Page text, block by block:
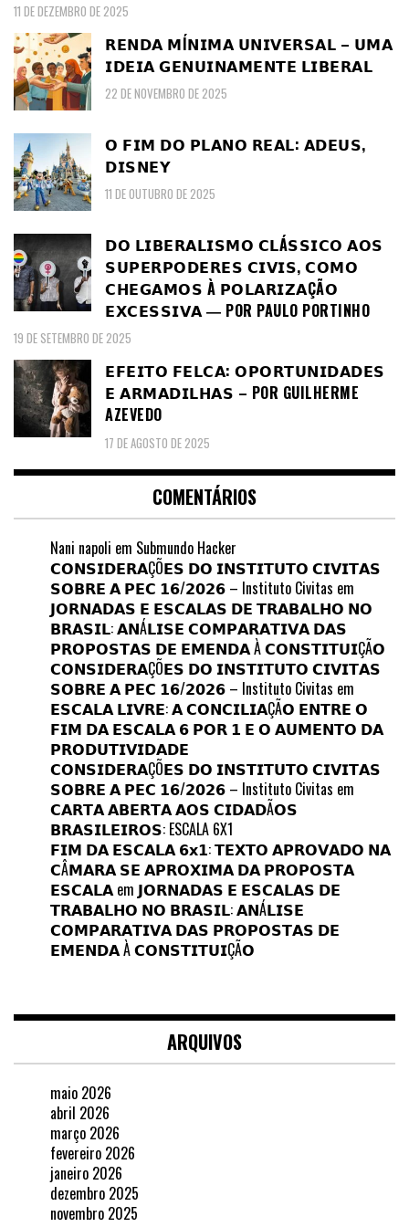
11 DE DEZEMBRO DE 2025
𝗥𝗘𝗡𝗗𝗔 𝗠Í𝗡𝗜𝗠𝗔 𝗨𝗡𝗜𝗩𝗘𝗥𝗦𝗔𝗟 – 𝗨𝗠𝗔
𝗜𝗗𝗘𝗜𝗔 𝗚𝗘𝗡𝗨𝗜𝗡𝗔𝗠𝗘𝗡𝗧𝗘 𝗟𝗜𝗕𝗘𝗥𝗔𝗟
22 DE NOVEMBRO DE 2025
𝗢 𝗙𝗜𝗠 𝗗𝗢 𝗣𝗟𝗔𝗡𝗢 𝗥𝗘𝗔𝗟: 𝗔𝗗𝗘𝗨𝗦,
𝗗𝗜𝗦𝗡𝗘𝗬
11 DE OUTUBRO DE 2025
𝗗𝗢 𝗟𝗜𝗕𝗘𝗥𝗔𝗟𝗜𝗦𝗠𝗢 𝗖𝗟Á𝗦𝗦𝗜𝗖𝗢 𝗔𝗢𝗦
𝗦𝗨𝗣𝗘𝗥𝗣𝗢𝗗𝗘𝗥𝗘𝗦 𝗖𝗜𝗩𝗜𝗦, 𝗖𝗢𝗠𝗢
𝗖𝗛𝗘𝗚𝗔𝗠𝗢𝗦 À 𝗣𝗢𝗟𝗔𝗥𝗜𝗭𝗔ÇÃ𝗢
𝗘𝗫𝗖𝗘𝗦𝗦𝗜𝗩𝗔 ― POR PAULO PORTINHO
19 DE SETEMBRO DE 2025
𝗘𝗙𝗘𝗜𝗧𝗢 𝗙𝗘𝗟𝗖𝗔: 𝗢𝗣𝗢𝗥𝗧𝗨𝗡𝗜𝗗𝗔𝗗𝗘𝗦
𝗘 𝗔𝗥𝗠𝗔𝗗𝗜𝗟𝗛𝗔𝗦 – POR GUILHERME
AZEVEDO
17 DE AGOSTO DE 2025
COMENTÁRIOS
Nani napoli em Submundo Hacker
𝗖𝗢𝗡𝗦𝗜𝗗𝗘𝗥𝗔ÇÕ𝗘𝗦 𝗗𝗢 𝗜𝗡𝗦𝗧𝗜𝗧𝗨𝗧𝗢 𝗖𝗜𝗩𝗜𝗧𝗔𝗦
𝗦𝗢𝗕𝗥𝗘 𝗔 𝗣𝗘𝗖 𝟭𝟲/𝟮𝟬𝟮𝟲 – Instituto Civitas em
𝗝𝗢𝗥𝗡𝗔𝗗𝗔𝗦 𝗘 𝗘𝗦𝗖𝗔𝗟𝗔𝗦 𝗗𝗘 𝗧𝗥𝗔𝗕𝗔𝗟𝗛𝗢 𝗡𝗢
𝗕𝗥𝗔𝗦𝗜𝗟: 𝗔𝗡Á𝗟𝗜𝗦𝗘 𝗖𝗢𝗠𝗣𝗔𝗥𝗔𝗧𝗜𝗩𝗔 𝗗𝗔𝗦
𝗣𝗥𝗢𝗣𝗢𝗦𝗧𝗔𝗦 𝗗𝗘 𝗘𝗠𝗘𝗡𝗗𝗔 À 𝗖𝗢𝗡𝗦𝗧𝗜𝗧𝗨𝗜ÇÃ𝗢
𝗖𝗢𝗡𝗦𝗜𝗗𝗘𝗥𝗔ÇÕ𝗘𝗦 𝗗𝗢 𝗜𝗡𝗦𝗧𝗜𝗧𝗨𝗧𝗢 𝗖𝗜𝗩𝗜𝗧𝗔𝗦
𝗦𝗢𝗕𝗥𝗘 𝗔 𝗣𝗘𝗖 𝟭𝟲/𝟮𝟬𝟮𝟲 – Instituto Civitas em
𝗘𝗦𝗖𝗔𝗟𝗔 𝗟𝗜𝗩𝗥𝗘: 𝗔 𝗖𝗢𝗡𝗖𝗜𝗟𝗜𝗔ÇÃ𝗢 𝗘𝗡𝗧𝗥𝗘 𝗢
𝗙𝗜𝗠 𝗗𝗔 𝗘𝗦𝗖𝗔𝗟𝗔 𝟲 𝗣𝗢𝗥 𝟭 𝗘 𝗢 𝗔𝗨𝗠𝗘𝗡𝗧𝗢 𝗗𝗔
𝗣𝗥𝗢𝗗𝗨𝗧𝗜𝗩𝗜𝗗𝗔𝗗𝗘
𝗖𝗢𝗡𝗦𝗜𝗗𝗘𝗥𝗔ÇÕ𝗘𝗦 𝗗𝗢 𝗜𝗡𝗦𝗧𝗜𝗧𝗨𝗧𝗢 𝗖𝗜𝗩𝗜𝗧𝗔𝗦
𝗦𝗢𝗕𝗥𝗘 𝗔 𝗣𝗘𝗖 𝟭𝟲/𝟮𝟬𝟮𝟲 – Instituto Civitas em
𝗖𝗔𝗥𝗧𝗔 𝗔𝗕𝗘𝗥𝗧𝗔 𝗔𝗢𝗦 𝗖𝗜𝗗𝗔𝗗Ã𝗢𝗦
𝗕𝗥𝗔𝗦𝗜𝗟𝗘𝗜𝗥𝗢𝗦: ESCALA 6X1
𝗙𝗜𝗠 𝗗𝗔 𝗘𝗦𝗖𝗔𝗟𝗔 𝟲𝘅𝟭: 𝗧𝗘𝗫𝗧𝗢 𝗔𝗣𝗥𝗢𝗩𝗔𝗗𝗢 𝗡𝗔
𝗖Â𝗠𝗔𝗥𝗔 𝗦𝗘 𝗔𝗣𝗥𝗢𝗫𝗜𝗠𝗔 𝗗𝗔 𝗣𝗥𝗢𝗣𝗢𝗦𝗧𝗔
𝗘𝗦𝗖𝗔𝗟𝗔em 𝗝𝗢𝗥𝗡𝗔𝗗𝗔𝗦 𝗘 𝗘𝗦𝗖𝗔𝗟𝗔𝗦 𝗗𝗘
𝗧𝗥𝗔𝗕𝗔𝗟𝗛𝗢 𝗡𝗢 𝗕𝗥𝗔𝗦𝗜𝗟: 𝗔𝗡Á𝗟𝗜𝗦𝗘
𝗖𝗢𝗠𝗣𝗔𝗥𝗔𝗧𝗜𝗩𝗔 𝗗𝗔𝗦 𝗣𝗥𝗢𝗣𝗢𝗦𝗧𝗔𝗦 𝗗𝗘
𝗘𝗠𝗘𝗡𝗗𝗔 À 𝗖𝗢𝗡𝗦𝗧𝗜𝗧𝗨𝗜ÇÃ𝗢
ARQUIVOS
maio 2026
abril 2026
março 2026
fevereiro 2026
janeiro 2026
dezembro 2025
novembro 2025